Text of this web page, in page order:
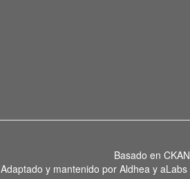
Basado en CKAN
Adaptado y mantenido por Aldhea y aLabs